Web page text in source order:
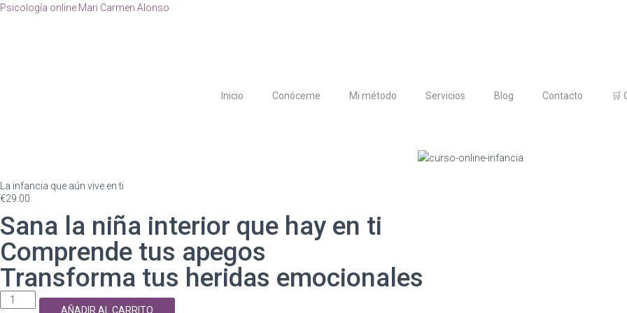
Psicología online Mari Carmen Alonso
Inicio Conóceme Mi método Servicios Blog Contacto 🛒
La infancia que aún vive en ti
€29.00
Sana la niña interior que hay en ti
Comprende tus apegos
Transforma tus heridas emocionales
AÑADIR AL CARRITO